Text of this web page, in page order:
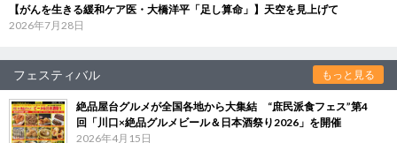
【がんを生きる緩和ケア医・大橋洋平「足し算命」】天空を見上げて
2026年7月28日
フェスティバル もっと見る
絶品屋台グルメが全国各地から大集結 “庶民派食フェス”第4
回「川口×絶品グルメビール＆日本酒祭り2026」を開催
2026年4月15日